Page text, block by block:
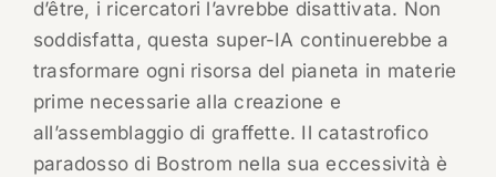
d’être, i ricercatori l’avrebbe disattivata. Non
soddisfatta, questa super-IA continuerebbe a
trasformare ogni risorsa del pianeta in materie
prime necessarie alla creazione e
all’assemblaggio di graffette. Il catastrofico
paradosso di Bostrom nella sua eccessività è